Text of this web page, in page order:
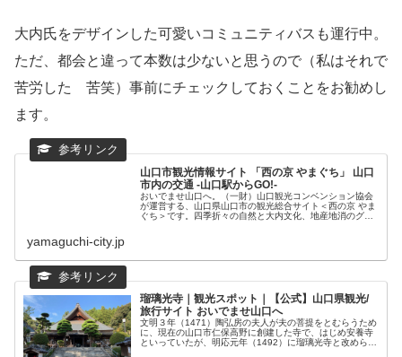
大内氏をデザインした可愛いコミュニティバスも運行中。
ただ、都会と違って本数は少ないと思うので（私はそれで
苦労した 苦笑）事前にチェックしておくことをお勧めし
ます。
山口市観光情報サイト 「西の京 やまぐち」 山口
市内の交通 -山口駅からGO!-
おいでませ山口へ。（一財）山口観光コンベンション協会
が運営する、山口県山口市の観光総合サイト＜西の京 やま
ぐち＞です。四季折々の自然と大内文化、地産地消のグル
yamaguchi-city.jp
瑠璃光寺｜観光スポット｜【公式】山口県観光/
旅行サイト おいでませ山口へ
文明３年（1471）陶弘房の夫人が夫の菩提をとむらうため
に、現在の山口市仁保高野に創建した寺で、はじめ安養寺
といっていたが、明応元年（1492）に瑠璃光寺と改められ